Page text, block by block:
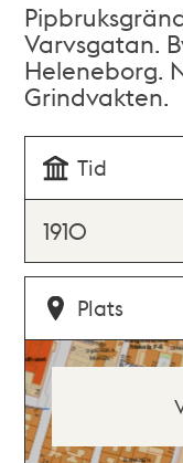
Varvsgatan.
Heleneborg.
Grindvakten.
Tid
1910
Plats